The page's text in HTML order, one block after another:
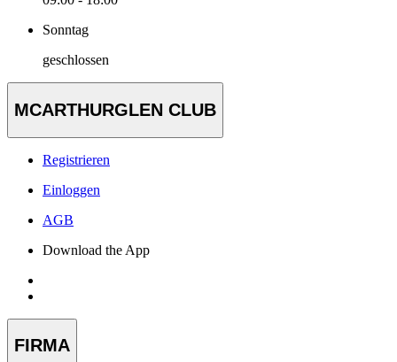
Sonntag
geschlossen
MCARTHURGLEN CLUB
Registrieren
Einloggen
AGB
Download the App
FIRMA